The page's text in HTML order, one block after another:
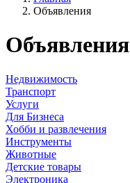
Объявления
Объявления
Недвижимость
Транспорт
Услуги
Для Бизнеса
Хобби и развлечения
Инструменты
Животные
Детские товары
Электроника